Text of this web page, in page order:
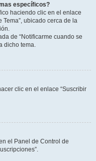
específicos?
haciendo clic en el enlace
ubicado cerca de la
de “Notificarme cuando se
dicho tema.
clic en el enlace “Suscribir
el Panel de Control de